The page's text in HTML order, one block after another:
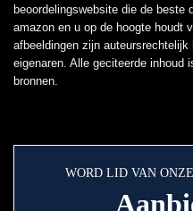
beoordelingswebsite die de
amazon en u op de hoogte houdt
afbeeldingen zijn
eigenaren. Alle geciteerde inhoud
bronnen.
WORD LID VAN